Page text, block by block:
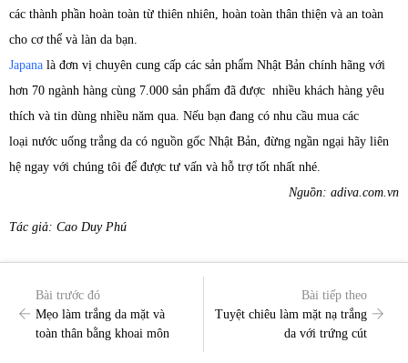
các thành phần hoàn toàn từ thiên nhiên, hoàn toàn thân thiện và an toàn
cho cơ thể và làn da bạn.
Japana là đơn vị chuyên cung cấp các sản phẩm Nhật Bản chính hãng với
hơn 70 ngành hàng cùng 7.000 sản phẩm đã được nhiều khách hàng yêu
thích và tin dùng nhiều năm qua. Nếu bạn đang có nhu cầu mua các
loại nước uống trắng da có nguồn gốc Nhật Bản, đừng ngần ngại hãy liên
hệ ngay với chúng tôi để được tư vấn và hỗ trợ tốt nhất nhé.
Nguồn: adiva.com.vn
Tác giả: Cao Duy Phú
Bài trước đó
Mẹo làm trắng da mặt và
toàn thân bằng khoai môn
Bài tiếp theo
Tuyệt chiêu làm mặt nạ trắng
da với trứng cút